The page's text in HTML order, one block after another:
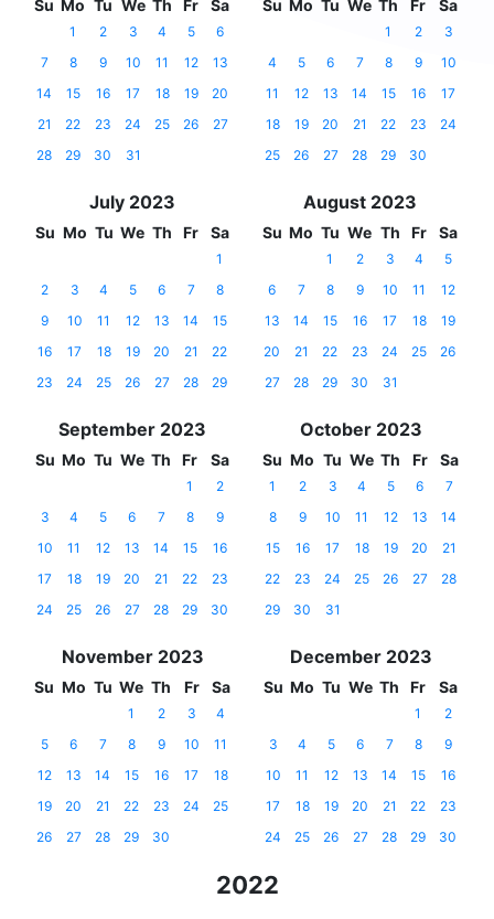
Su Mo Tu We Th Fr Sa
1 2 3 4 5
6
7
8 9 10 11 12
13
14
15 16 17 18 19
20
21
22 23 24 25 26
27
28
29 30 31
Su Mo Tu We Th Fr Sa
1 2
3
4
5 6 7 8 9
10
11
12 13 14 15 16
17
18
19 20 21 22 23
24
25
26 27 28 29 30
July 2023
Su Mo Tu We Th Fr Sa
1
2
3 4 5 6 7
8
9
10 11 12 13 14
15
16
17 18 19 20 21
22
23
24 25 26 27 28 29
August 2023
Su Mo Tu We Th Fr Sa
1 2 3 4
5
6
7 8 9 10 11
12
13
14 15 16 17 18
19
20
21 22 23 24 25
26
27
28 29 30 31
September 2023
Su Mo Tu We Th Fr Sa
1
2
3
4 5 6 7 8
9
10
11 12 13 14 15
16
17
18 19 20 21 22
23
24
25 26 27 28 29 30
October 2023
Su Mo Tu We Th Fr Sa
1 2 3 4 5 6
7
8
9 10 11 12 13
14
15
16 17 18 19 20
21
22
23 24 25 26 27
28
29
30 31
November 2023
Su Mo Tu We Th Fr Sa
1 2 3
4
5
6 7 8 9 10
11
12
13 14 15 16 17
18
19
20 21 22 23 24
25
26
27 28 29 30
December 2023
Su Mo Tu We Th Fr Sa
1
2
3
4 5 6 7 8
9
10
11 12 13 14 15
16
17
18 19 20 21 22
23
24
25 26 27 28 29 30
2022